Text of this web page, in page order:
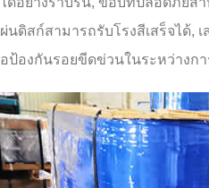
ดิสก์สามารถรับโรงสีเสร็จได้,
ป้องกันรอยขีดข่วนในระหว่างก